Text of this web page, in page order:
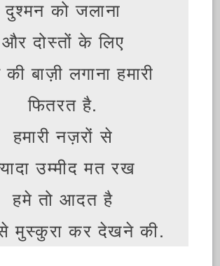
दुश्मन को जलाना
और दोस्तों के लिए
बाज़ी लगाना हमारी
फितरत है.
हमारी नज़रों से
उम्मीद मत रख
हमे तो आदत है
से मुस्कुरा कर देखने की.